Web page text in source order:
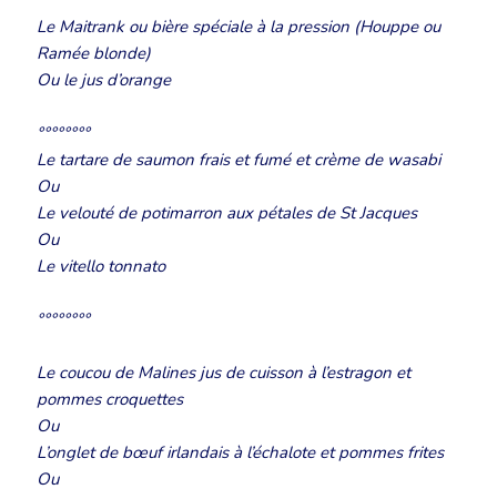
Le Maitrank ou bière spéciale à la pression (Houppe ou
Ramée blonde)
Ou le jus d’orange
°°°°°°°°
Le tartare de saumon frais et fumé et crème de wasabi
Ou
Le velouté de potimarron aux pétales de St Jacques
Ou
Le vitello tonnato
°°°°°°°°
Le coucou de Malines jus de cuisson à l’estragon et
pommes croquettes
Ou
L’onglet de bœuf irlandais à l’échalote et pommes frites
Ou